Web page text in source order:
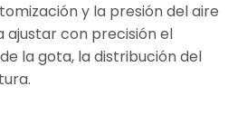
y la presión del aire
ajustar con precisión el
la gota, la distribución del